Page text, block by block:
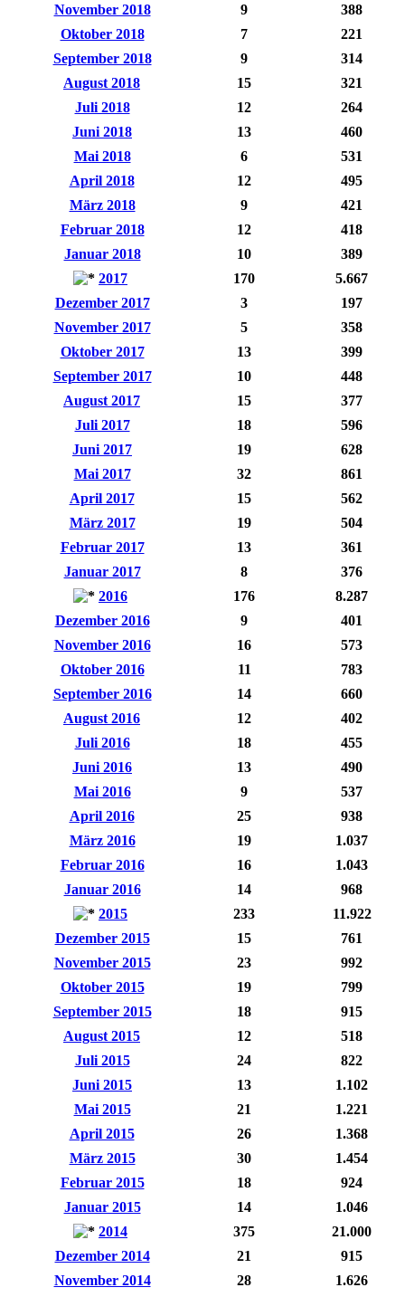
November 2018
9
388
Oktober 2018
7
221
September 2018
9
314
August 2018
15
321
Juli 2018
12
264
Juni 2018
13
460
Mai 2018
6
531
April 2018
12
495
März 2018
9
421
Februar 2018
12
418
Januar 2018
10
389
2017
170
5.667
Dezember 2017
3
197
November 2017
5
358
Oktober 2017
13
399
September 2017
10
448
August 2017
15
377
Juli 2017
18
596
Juni 2017
19
628
Mai 2017
32
861
April 2017
15
562
März 2017
19
504
Februar 2017
13
361
Januar 2017
8
376
2016
176
8.287
Dezember 2016
9
401
November 2016
16
573
Oktober 2016
11
783
September 2016
14
660
August 2016
12
402
Juli 2016
18
455
Juni 2016
13
490
Mai 2016
9
537
April 2016
25
938
März 2016
19
1.037
Februar 2016
16
1.043
Januar 2016
14
968
2015
233
11.922
Dezember 2015
15
761
November 2015
23
992
Oktober 2015
19
799
September 2015
18
915
August 2015
12
518
Juli 2015
24
822
Juni 2015
13
1.102
Mai 2015
21
1.221
April 2015
26
1.368
März 2015
30
1.454
Februar 2015
18
924
Januar 2015
14
1.046
2014
375
21.000
Dezember 2014
21
915
November 2014
28
1.626